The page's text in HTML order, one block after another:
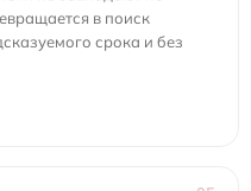
в поиск
срока и без